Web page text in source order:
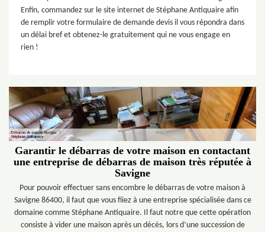
Enfin, commandez sur le site internet de Stéphane Antiquaire afin
de remplir votre formulaire de demande devis il vous répondra dans
un délai bref et obtenez-le gratuitement qui ne vous engage en
rien !
Garantir le débarras de votre maison en contactant
une entreprise de débarras de maison très réputée à
Savigne
Pour pouvoir effectuer sans encombre le débarras de votre maison à
Savigne 86400, il faut que vous fiiez à une entreprise spécialisée dans ce
domaine comme Stéphane Antiquaire. Il faut notre que cette opération
consiste à vider une maison après un décès, lors d’une succession de